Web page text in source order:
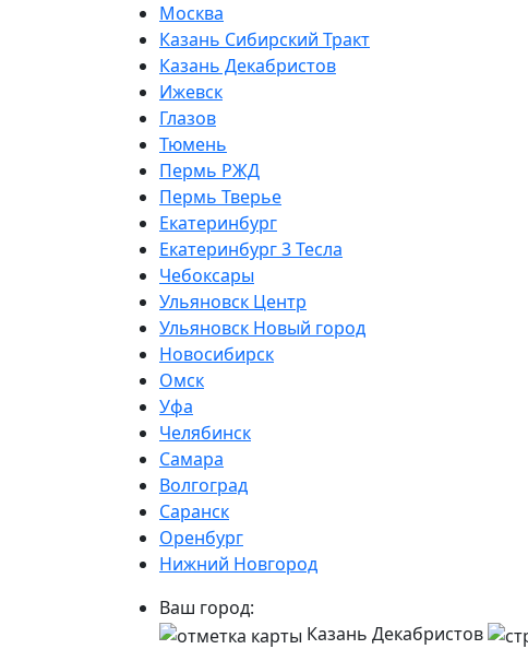
Москва
Казань Сибирский Тракт
Казань Декабристов
Ижевск
Глазов
Тюмень
Пермь РЖД
Пермь Тверье
Екатеринбург
Екатеринбург 3 Тесла
Чебоксары
Ульяновск Центр
Ульяновск Новый город
Новосибирск
Омск
Уфа
Челябинск
Самара
Волгоград
Саранск
Оренбург
Нижний Новгород
Ваш город:
Казань Декабристов